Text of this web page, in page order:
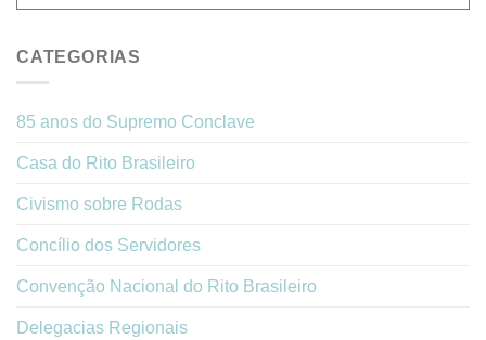
CATEGORIAS
85 anos do Supremo Conclave
Casa do Rito Brasileiro
Civismo sobre Rodas
Concílio dos Servidores
Convenção Nacional do Rito Brasileiro
Delegacias Regionais